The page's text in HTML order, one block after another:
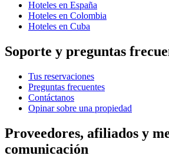
Hoteles en España
Hoteles en Colombia
Hoteles en Cuba
Soporte y preguntas
Tus reservaciones
Preguntas frecuentes
Contáctanos
Opinar sobre una propiedad
Proveedores, afiliados y
comunicación